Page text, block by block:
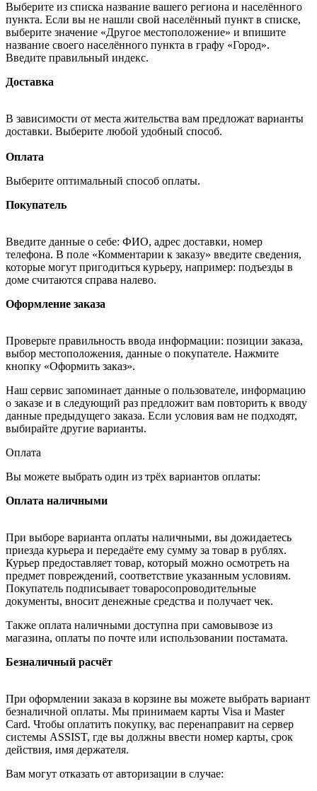
Выберите из списка название вашего региона и населённого
пункта. Если вы не нашли свой населённый пункт в списке,
выберите значение «Другое местоположение» и впишите
название своего населённого пункта в графу «Город».
Введите правильный индекс.
Доставка
В зависимости от места жительства вам предложат варианты
доставки. Выберите любой удобный способ.
Оплата
Выберите оптимальный способ оплаты.
Покупатель
Введите данные о себе: ФИО, адрес доставки, номер
телефона. В поле «Комментарии к заказу» введите сведения,
которые могут пригодиться курьеру, например: подъезды в
доме считаются справа налево.
Оформление заказа
Проверьте правильность ввода информации: позиции заказа,
выбор местоположения, данные о покупателе. Нажмите
кнопку «Оформить заказ».
Наш сервис запоминает данные о пользователе, информацию
о заказе и в следующий раз предложит вам повторить к вводу
данные предыдущего заказа. Если условия вам не подходят,
выбирайте другие варианты.
Оплата
Вы можете выбрать один из трёх вариантов оплаты:
Оплата наличными
При выборе варианта оплаты наличными, вы дожидаетесь
приезда курьера и передаёте ему сумму за товар в рублях.
Курьер предоставляет товар, который можно осмотреть на
предмет повреждений, соответствие указанным условиям.
Покупатель подписывает товаросопроводительные
документы, вносит денежные средства и получает чек.
Также оплата наличными доступна при самовывозе из
магазина, оплаты по почте или использовании постамата.
Безналичный расчёт
При оформлении заказа в корзине вы можете выбрать вариант
безналичной оплаты. Мы принимаем карты Visa и Master
Card. Чтобы оплатить покупку, вас перенаправит на сервер
системы ASSIST, где вы должны ввести номер карты, срок
действия, имя держателя.
Вам могут отказать от авторизации в случае: